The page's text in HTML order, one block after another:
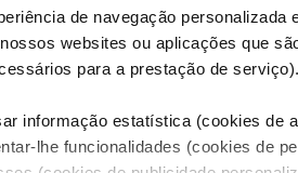
de navegação personalizada
websites ou aplicações que
para a prestação de serviço).
informação estatística (cookies de
lhe funcionalidades (cookies de
Dreamia
Aviso legal
Política de
Política de
Configurar